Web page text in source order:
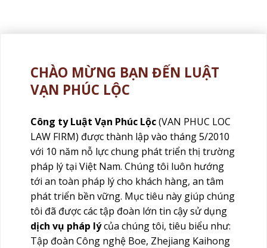
CHÀO MỪNG BẠN ĐẾN LUẬT
VẠN PHÚC LỘC
Công ty Luật Vạn Phúc Lộc(VAN PHUC LOC
LAW FIRM) được thành lập vào tháng 5/2010
với 10 năm nỗ lực chung phát triển thị trường
pháp lý tại Việt Nam. Chúng tôi luôn hướng
tới an toàn pháp lý cho khách hàng, an tâm
phát triển bền vững. Mục tiêu này giúp chúng
tôi đã được các tập đoàn lớn tin cậy sử dụng
dịch vụ pháp lýcủa chúng tôi, tiêu biểu như:
Tập đoàn Công nghệ Boe, Zhejiang Kaihong